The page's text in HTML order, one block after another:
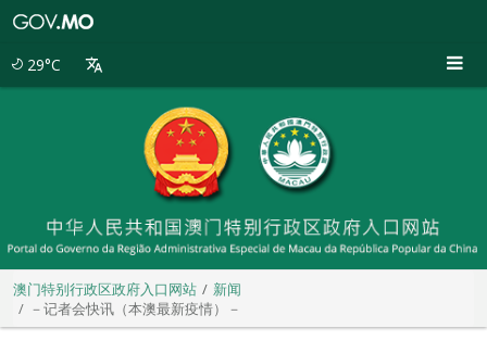
29°C
澳门特别行政区政府入口网站
新闻
－记者会快讯（本澳最新疫情）－